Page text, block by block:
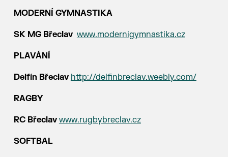
MODERNÍ GYMNASTIKA
SK MG Břeclav www.modernigymnastika.cz
PLAVÁNÍ
Delfín Břeclav http://delfinbreclav.weebly.com/
RAGBY
RC Břeclav www.rugbybreclav.cz
SOFTBAL